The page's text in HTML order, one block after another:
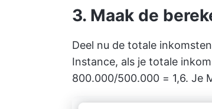
3. Maak de
Deel nu de totale
Instance, als je totale
800.000/500.000 = 1,6. Je